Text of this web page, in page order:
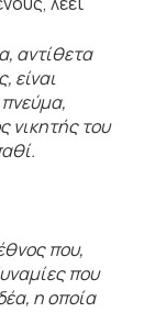
αντίθετα
είναι
νικητής του
που,
που
η οποία